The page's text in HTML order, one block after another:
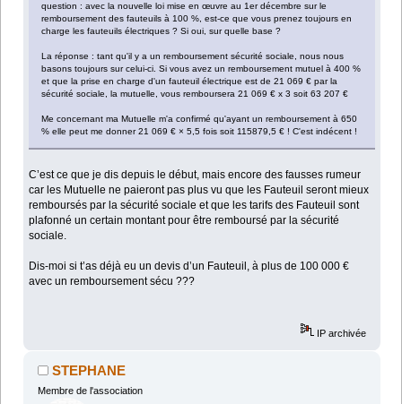
question : avec la nouvelle loi mise en œuvre au 1er décembre sur le
remboursement des fauteuils à 100 %, est-ce que vous prenez toujours en
charge les fauteuils électriques ? Si oui, sur quelle base ?
La réponse : tant qu'il y a un remboursement sécurité sociale, nous nous
basons toujours sur celui-ci. Si vous avez un remboursement mutuel à 400 %
et que la prise en charge d'un fauteuil électrique est de 21 069 € par la
sécurité sociale, la mutuelle, vous remboursera 21 069 € x 3 soit 63 207 €
Me concernant ma Mutuelle m'a confirmé qu'ayant un remboursement à 650
% elle peut me donner 21 069 € × 5,5 fois soit 115879,5 € ! C'est indécent !
C’est ce que je dis depuis le début, mais encore des fausses rumeur
car les Mutuelle ne paieront pas plus vu que les Fauteuil seront mieux
remboursés par la sécurité sociale et que les tarifs des Fauteuil sont
plafonné un certain montant pour être remboursé par la sécurité
sociale.
Dis-moi si t’as déjà eu un devis d’un Fauteuil, à plus de 100 000 €
avec un remboursement sécu ???
IP archivée
STEPHANE
Membre de l'association